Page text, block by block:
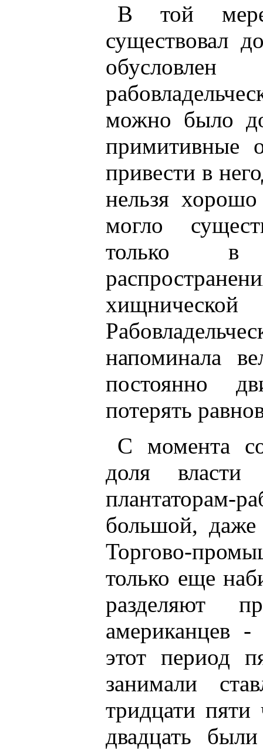
В той
существовал
можно было
примитивные
привести в
нельзя
могло
только в
напоминала
постоянно
потерять
С момента
доля власти
плантаторам-
большой, даже
Торгово-
только еще
разделяют
американцев
этот период
занимали
тридцати
двадцать